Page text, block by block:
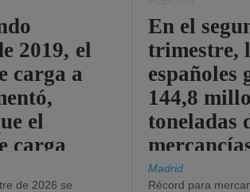
2019, el
carga a
el
carga
de 2026 se
En el
trimestre,
españoles
144,8
toneladas
Madrid
Récord para